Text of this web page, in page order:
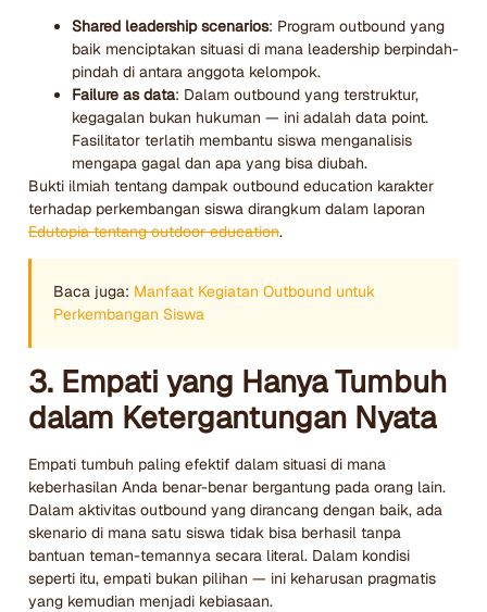
Shared leadership scenarios: Program outbound yang
baik menciptakan situasi di mana leadership berpindah-
pindah di antara anggota kelompok.
Failure as data: Dalam outbound yang terstruktur,
kegagalan bukan hukuman — ini adalah data point.
Fasilitator terlatih membantu siswa menganalisis
mengapa gagal dan apa yang bisa diubah.
Bukti ilmiah tentang dampak outbound education karakter
terhadap perkembangan siswa dirangkum dalam laporan
Edutopia tentang outdoor education.
Baca juga: Manfaat Kegiatan Outbound untuk
Perkembangan Siswa
3. Empati yang Hanya Tumbuh
dalam Ketergantungan Nyata
Empati tumbuh paling efektif dalam situasi di mana
keberhasilan Anda benar-benar bergantung pada orang lain.
Dalam aktivitas outbound yang dirancang dengan baik, ada
skenario di mana satu siswa tidak bisa berhasil tanpa
bantuan teman-temannya secara literal. Dalam kondisi
seperti itu, empati bukan pilihan — ini keharusan pragmatis
yang kemudian menjadi kebiasaan.